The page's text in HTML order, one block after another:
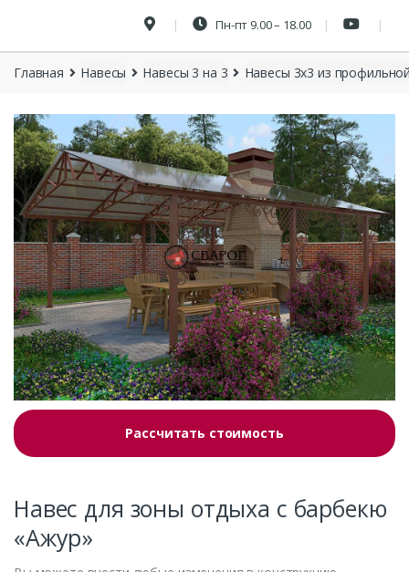
Пн-пт 9.00 – 18.00
Главная Навесы Навесы 3 на 3 Навесы 3х3 из
Рассчитать стоимость
Навес для зоны отдыха с барбекю
«Ажур»